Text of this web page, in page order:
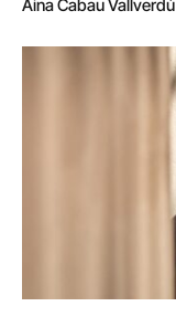
Aina Cabau Vallverdú